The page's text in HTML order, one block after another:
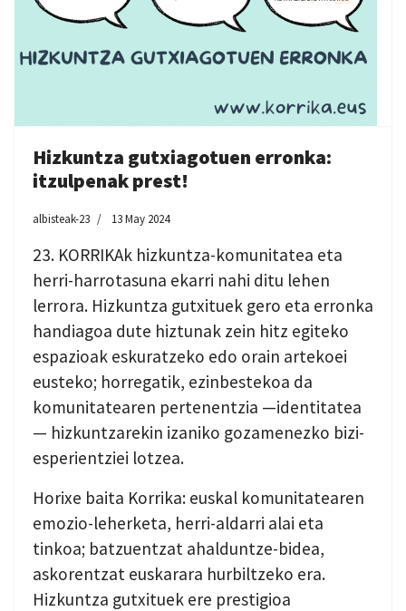
Hizkuntza gutxiagotuen erronka:
itzulpenak prest!
albisteak-23 13 May 2024
23. KORRIKAk hizkuntza-komunitatea eta
herri-harrotasuna ekarri nahi ditu lehen
lerrora. Hizkuntza gutxituek gero eta erronka
handiagoa dute hiztunak zein hitz egiteko
espazioak eskuratzeko edo orain artekoei
eusteko; horregatik, ezinbestekoa da
komunitatearen pertenentzia —identitatea
— hizkuntzarekin izaniko gozamenezko bizi-
esperientziei lotzea.
Horixe baita Korrika: euskal komunitatearen
emozio-leherketa, herri-aldarri alai eta
tinkoa; batzuentzat ahalduntze-bidea,
askorentzat euskarara hurbiltzeko era.
Hizkuntza gutxituek ere prestigioa